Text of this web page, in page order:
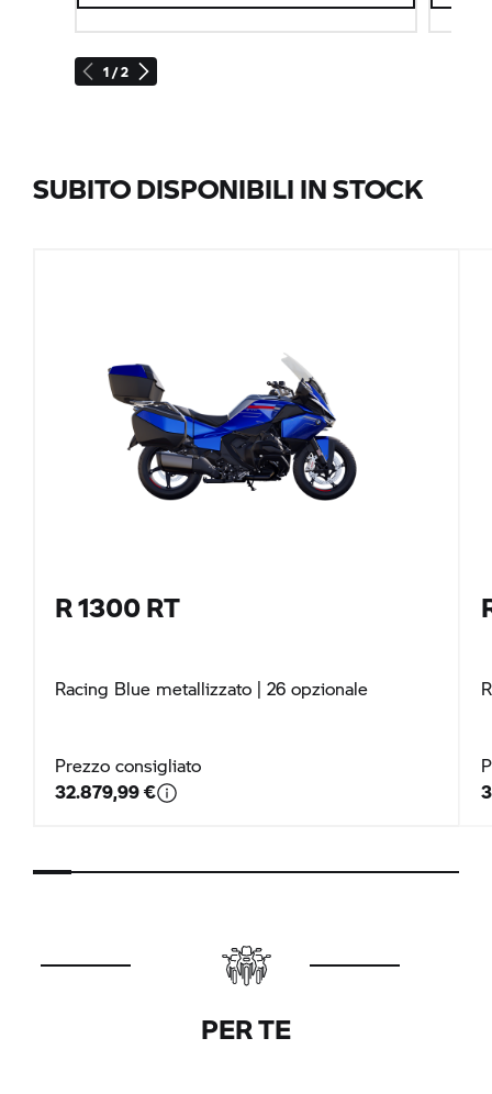
1 / 2
SUBITO DISPONIBILI IN STOCK
R 1300 RT
Racing Blue metallizzato | 26 opzionale
Prezzo consigliato
32.879,99 €
PER TE